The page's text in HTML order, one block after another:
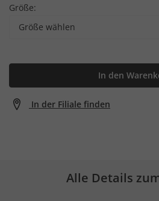
Größe:
Größe wählen
In den
In der Filiale finden
Alle Details